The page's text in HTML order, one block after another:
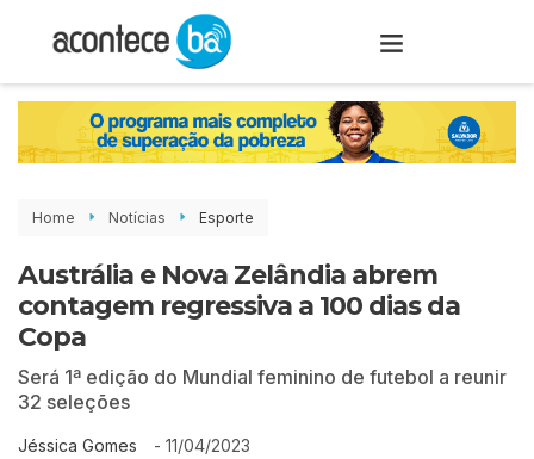
Home Notícias Esporte
Austrália e Nova Zelândia abrem
contagem regressiva a 100 dias da
Copa
Será 1ª edição do Mundial feminino de futebol a reunir
32 seleções
Jéssica Gomes - 11/04/2023